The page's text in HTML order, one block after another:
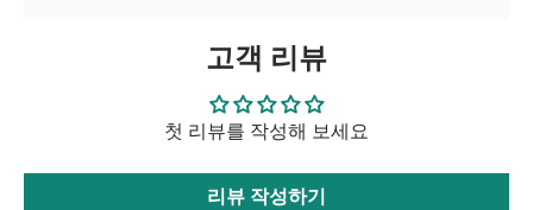
고객 리뷰
첫 리뷰를 작성해 보세요
리뷰 작성하기